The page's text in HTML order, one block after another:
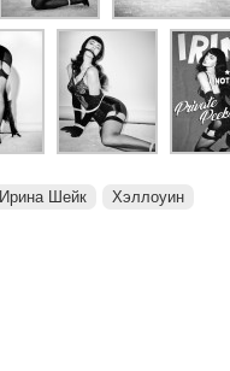
Ирина Шейк Хэллоуин